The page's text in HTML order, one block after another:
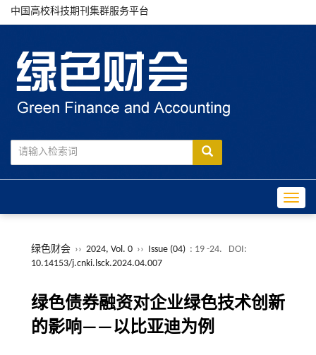
中国高校科技期刊集群服务平台
绿色财会 ›› 2024, Vol. 0 ›› Issue (04) : 19 -24.
DOI:
10.14153/j.cnki.lsck.2024.04.007
绿色债券融资对企业绿色技术创新
的影响——以比亚迪为例